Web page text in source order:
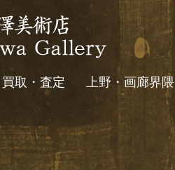
買取・査定 上野・画廊界隈